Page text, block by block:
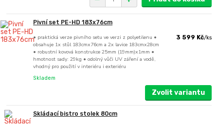
Pivní set PE-HD 183x76cm
• praktická verze pivního setu ve verzi z polyetilenu •
obsahuje 1x stůl 183cmx76cm a 2x lavice 183cmx28cm
• robustní kovová konstrukce 25mm (19mm)x1mm •
hmotnost sady: 29kg • odolný vůči UV záření a vodě,
vhodný pro použití v interiéru i exteriéru
3 599 Kč/ks
Skladem
Zvolit variantu
Skládací bistro stolek 80cm